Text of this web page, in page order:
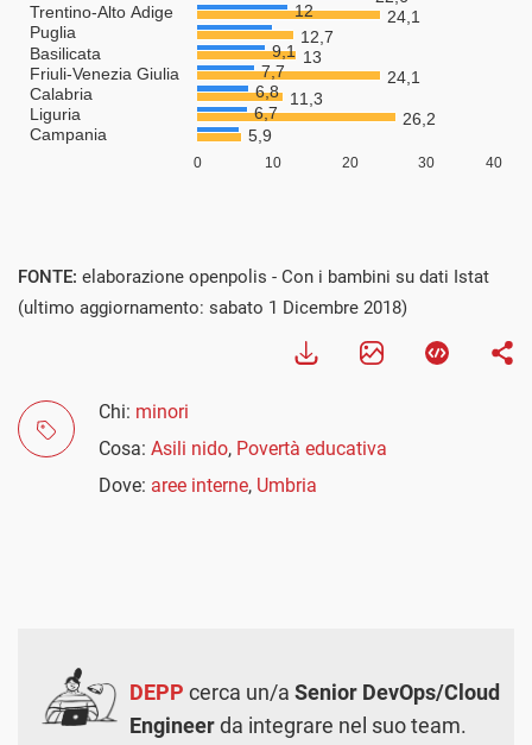
FONTE: elaborazione openpolis - Con i bambini su dati Istat
(ultimo aggiornamento: sabato 1 Dicembre 2018)
Chi: minori
Cosa: Asili nido, Povertà educativa
Dove: aree interne, Umbria
DEPP cerca un/a Senior DevOps/Cloud
Engineerda integrare nel suo team.